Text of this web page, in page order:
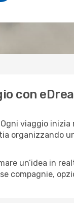
con
Ogni viaggio
organizzando
un’idea in
compagnie,